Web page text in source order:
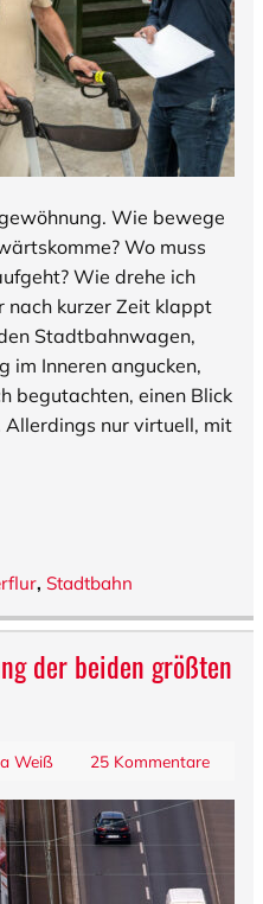
Wie bewege
Wo muss
Wie drehe ich
nach kurzer Zeit klappt
Stadtbahnwagen,
im Inneren angucken,
begutachten, einen Blick
Allerdings nur virtuell, mit
, Stadtbahn
der beiden größten
Weiß 25 Kommentare